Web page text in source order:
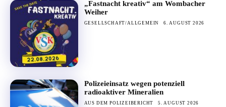
„Fastnacht kreativ“ am Wombacher
Weiher
GESELLSCHAFT/ALLGEMEIN 6. AUGUST 2026
Polizeieinsatz wegen potenziell
radioaktiver Mineralien
AUS DEM POLIZEIBERICHT 5. AUGUST 2026